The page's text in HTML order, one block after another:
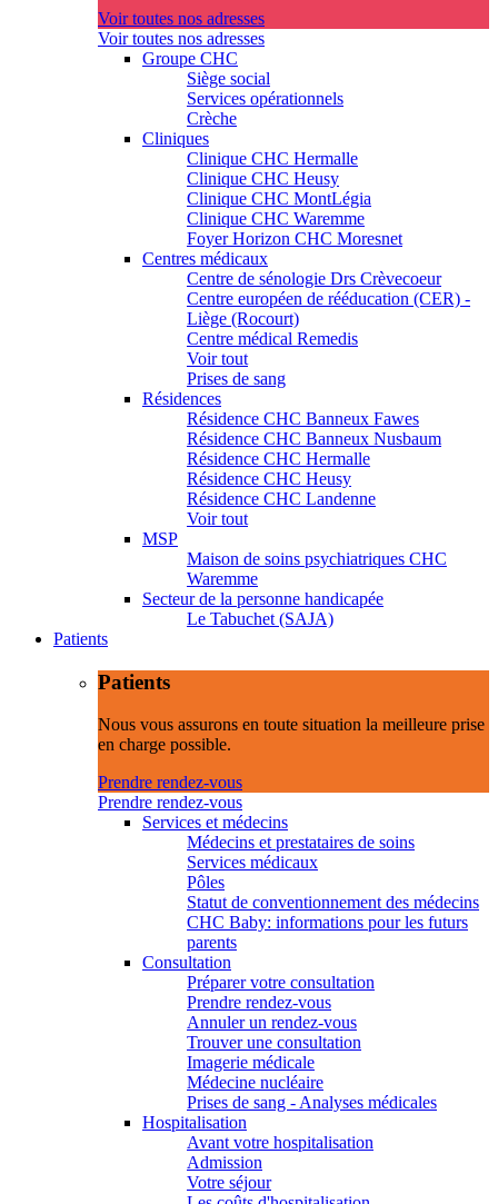
Voir toutes nos adresses
Voir toutes nos adresses
Groupe CHC
Siège social
Services opérationnels
Crèche
Cliniques
Clinique CHC Hermalle
Clinique CHC Heusy
Clinique CHC MontLégia
Clinique CHC Waremme
Foyer Horizon CHC Moresnet
Centres médicaux
Centre de sénologie Drs Crèvecoeur
Centre européen de rééducation (CER) -
Liège (Rocourt)
Centre médical Remedis
Voir tout
Prises de sang
Résidences
Résidence CHC Banneux Fawes
Résidence CHC Banneux Nusbaum
Résidence CHC Hermalle
Résidence CHC Heusy
Résidence CHC Landenne
Voir tout
MSP
Maison de soins psychiatriques CHC
Waremme
Secteur de la personne handicapée
Le Tabuchet (SAJA)
Patients
Patients
Nous vous assurons en toute situation la meilleure prise
en charge possible.
Prendre rendez-vous
Prendre rendez-vous
Services et médecins
Médecins et prestataires de soins
Services médicaux
Pôles
Statut de conventionnement des médecins
CHC Baby: informations pour les futurs
parents
Consultation
Préparer votre consultation
Prendre rendez-vous
Annuler un rendez-vous
Trouver une consultation
Imagerie médicale
Médecine nucléaire
Prises de sang - Analyses médicales
Hospitalisation
Avant votre hospitalisation
Admission
Votre séjour